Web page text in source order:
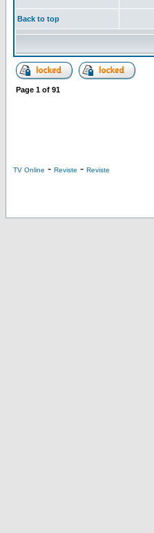
Back to top
Page 1 of 91
TV Online - Reviste - Reviste